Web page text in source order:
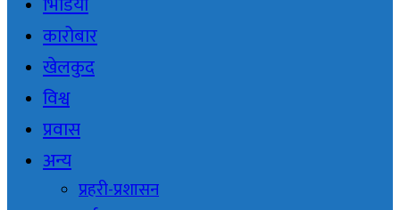
कारोबार
खेलकुद
विश्व
प्रवास
अन्य
प्रहरी-प्रशासन